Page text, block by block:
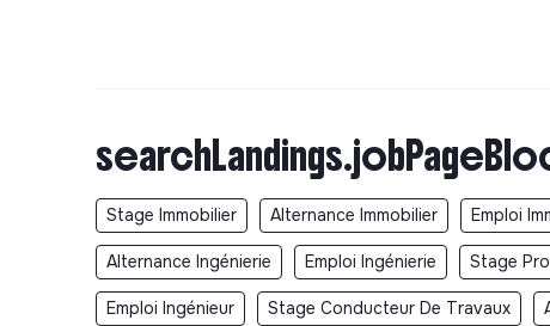
Stage Immobilier Alternance Immobilier Emploi
Alternance Ingénierie Emploi Ingénierie Stage
Emploi Ingénieur Stage Conducteur De Travaux